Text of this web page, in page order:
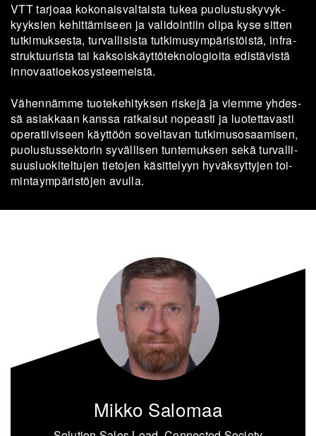
VTT tar­jo­aa ko­ko­nais­val­tais­ta tukea puo­lus­tus­ky­vyk­
kyyk­sien ke­hit­tä­mi­seen ja va­li­doin­tiin olipa kyse sit­ten
tut­ki­muk­ses­ta, tur­val­li­sis­ta tut­ki­musym­pä­ris­töis­tä, in­fra­
struk­tuu­ris­ta tai kak­sois­käyt­tö­tek­no­lo­gioi­ta edis­tä­vis­tä
in­no­vaa­tio­eko­sys­tee­meis­tä.
Vä­hen­näm­me tuo­te­ke­hi­tyk­sen ris­ke­jä ja viem­me yh­des­
sä asiak­kaan kans­sa rat­kai­sut no­peas­ti ja luo­tet­ta­vas­ti
ope­ra­tii­vi­seen käyt­töön so­vel­ta­van tut­ki­mus­osaa­mi­sen,
puo­lus­tus­sek­to­rin sy­väl­li­sen tun­te­muk­sen sekä tur­val­li­
suus­luo­ki­tel­tu­jen tie­to­jen kä­sit­te­lyyn hy­väk­syt­ty­jen toi­
min­taym­pä­ris­tö­jen avul­la.
Mikko Salomaa